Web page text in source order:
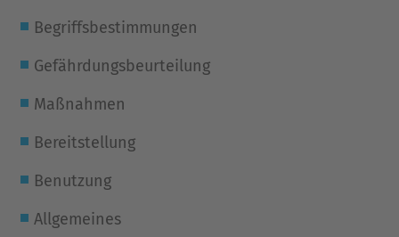
Begriffsbestimmungen
Gefährdungsbeurteilung
Maßnahmen
Bereitstellung
Benutzung
Allgemeines